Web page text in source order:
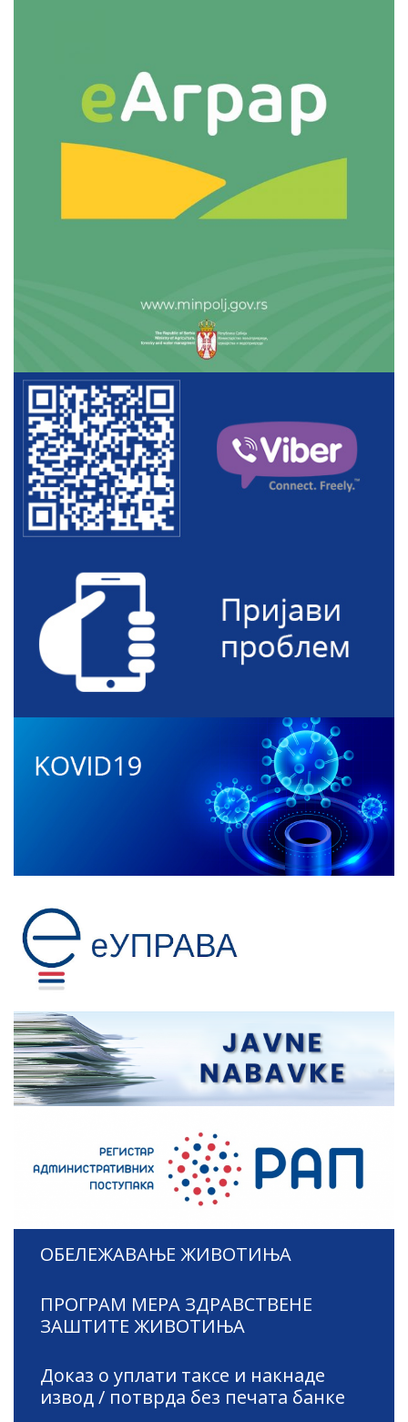
ОБЕЛЕЖАВАЊЕ ЖИВОТИЊА
ПРОГРАМ МЕРА ЗДРАВСТВЕНЕ
ЗАШТИТЕ ЖИВОТИЊА
Доказ о уплати таксе и накнаде
извод / потврда без печата банке